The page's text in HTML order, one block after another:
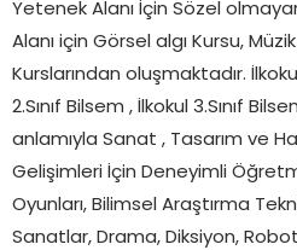
Yetenek Alanı İçin Sözel
Alanı için Görsel algı Kursu,
Kurslarından oluşmaktadır. İlkokul
2.Sınıf Bilsem , İlkokul 3.Sınıf
anlamıyla Sanat , Tasarım ve
Gelişimleri İçin Deneyimli
Oyunları, Bilimsel Araştırma
Sanatlar, Drama, Diksiyon,